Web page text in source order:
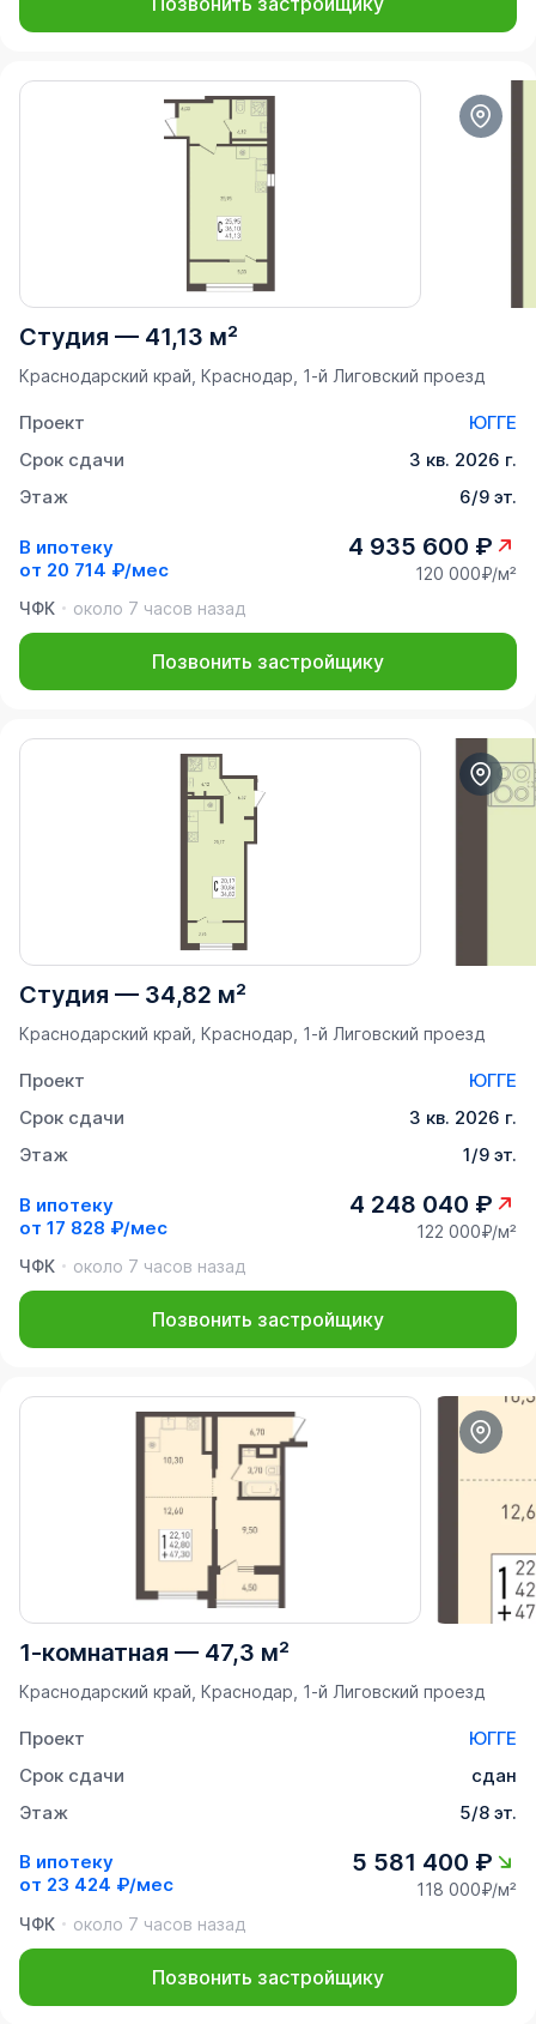
Студия — 41,13 м²
Краснодарский край, Краснодар, 1-й Лиговский проезд
Проект
ЮГГЕ
Срок сдачи
3 кв. 2026 г.
Этаж
6/9 эт.
В ипотеку
от 20 714 ₽/мес
4 935 600 ₽
120 000₽/м²
ЧФК
около 7 часов назад
Позвонить застройщику
Студия — 34,82 м²
Краснодарский край, Краснодар, 1-й Лиговский проезд
Проект
ЮГГЕ
Срок сдачи
3 кв. 2026 г.
Этаж
1/9 эт.
В ипотеку
от 17 828 ₽/мес
4 248 040 ₽
122 000₽/м²
ЧФК
около 7 часов назад
Позвонить застройщику
1-комнатная — 47,3 м²
Краснодарский край, Краснодар, 1-й Лиговский проезд
Проект
ЮГГЕ
Срок сдачи
сдан
Этаж
5/8 эт.
В ипотеку
от 23 424 ₽/мес
5 581 400 ₽
118 000₽/м²
ЧФК
около 7 часов назад
Позвонить застройщику